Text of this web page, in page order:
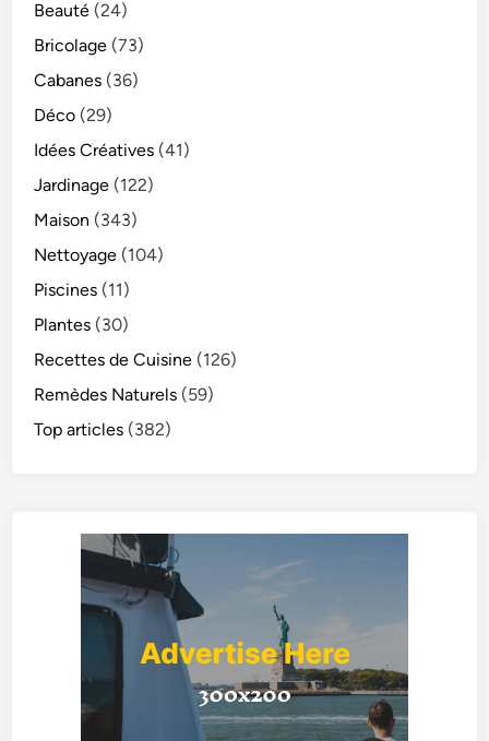
Beauté (24)
Bricolage (73)
Cabanes (36)
Déco (29)
Idées Créatives (41)
Jardinage (122)
Maison (343)
Nettoyage (104)
Piscines (11)
Plantes (30)
Recettes de Cuisine (126)
Remèdes Naturels (59)
Top articles (382)